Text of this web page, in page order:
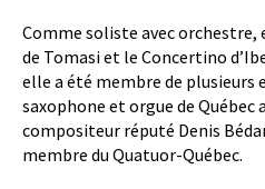
Comme soliste avec
de Tomasi et le Concertino
elle a été membre de plusieurs
saxophone et orgue de Québec
compositeur réputé Denis
membre du Quatuor-Québec.